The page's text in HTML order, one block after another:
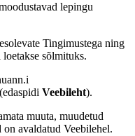
lepingu
Tingimustega ning
sõlmituks.
(edaspidi Veebileht).
muuta, muudetud
avaldatud Veebilehel.